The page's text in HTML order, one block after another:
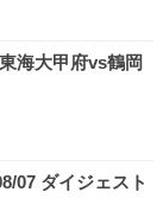
海大甲府vs鶴岡
07 ダイジェスト